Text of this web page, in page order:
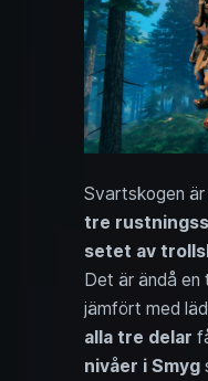
Svartskogen
tre
setet av
Det är ändå en
jämfört med
alla tre delar
nivåer i Smyg